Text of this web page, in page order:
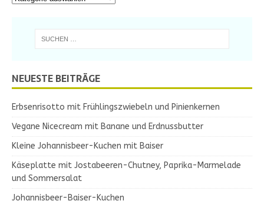
NEUESTE BEITRÄGE
Erbsenrisotto mit Frühlingszwiebeln und Pinienkernen
Vegane Nicecream mit Banane und Erdnussbutter
Kleine Johannisbeer-Kuchen mit Baiser
Käseplatte mit Jostabeeren-Chutney, Paprika-Marmelade
und Sommersalat
Johannisbeer-Baiser-Kuchen